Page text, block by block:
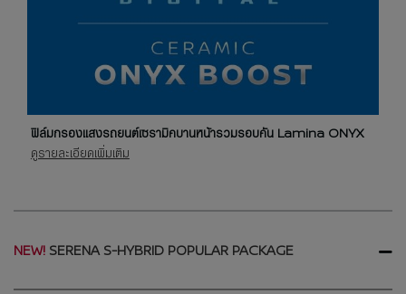
ฟิล์มกรองแสงรถยนต์เซรามิคบานหน้ารวมรอบคัน Lamina ONYX
ดูรายละเอียดเพิ่มเติม
SERENA S-HYBRID POPULAR PACKAGE